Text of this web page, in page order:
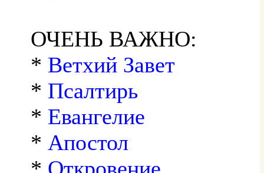
ОЧЕНЬ ВАЖНО:
* Ветхий Завет
* Псалтирь
* Евангелие
* Апостол